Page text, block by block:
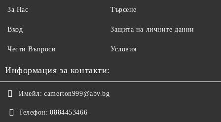
За Нас
Вход
Чести Въпроси
Търсене
Защита на личните данни
Условия
Информация за контакти:
Имейл: camerton999@abv.bg
Телефон: 0884453466